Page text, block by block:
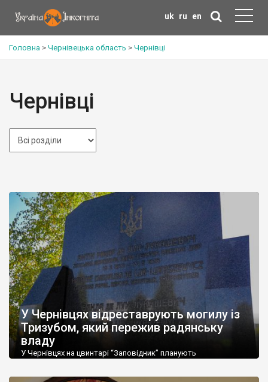
uk ru en
Головна > Чернівецька область > Чернівці
Чернівці
У Чернівцях відреставрують могилу із
Тризубом, який пережив радянську
владу
У Чернівцях на цвинтарі “Заповідник” планують
минулого. Йдеться про 19 поховань, на які вже замовлено